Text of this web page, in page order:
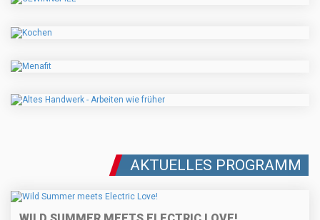
AKTUELLES PROGRAMM